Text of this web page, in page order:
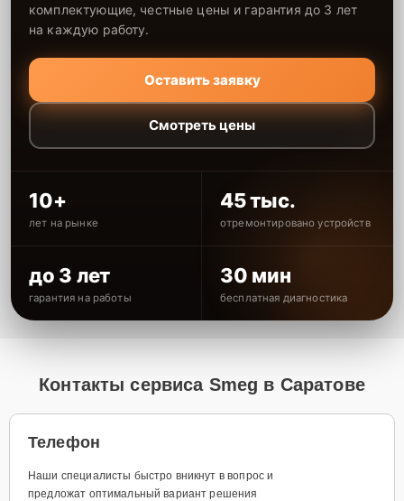
комплектующие, честные цены и гарантия до 3 лет
на каждую работу.
Оставить заявку
Смотреть цены
10+
лет на рынке
45 тыс.
отремонтировано устройств
до 3 лет
гарантия на работы
30 мин
бесплатная диагностика
Контакты сервиса Smeg в Саратове
Телефон
Наши специалисты быстро вникнут в вопрос и
предложат оптимальный вариант решения